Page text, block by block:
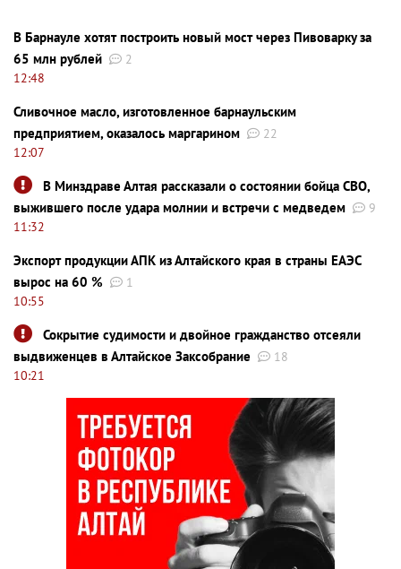
В Барнауле хотят построить новый мост через Пивоварку за
65 млн рублей
2
12:48
Сливочное масло, изготовленное барнаульским
предприятием, оказалось маргарином
22
12:07
В Минздраве Алтая рассказали о состоянии бойца СВО,
выжившего после удара молнии и встречи с медведем
9
11:32
Экспорт продукции АПК из Алтайского края в страны ЕАЭС
вырос на 60 %
1
10:55
Сокрытие судимости и двойное гражданство отсеяли
выдвиженцев в Алтайское Заксобрание
18
10:21